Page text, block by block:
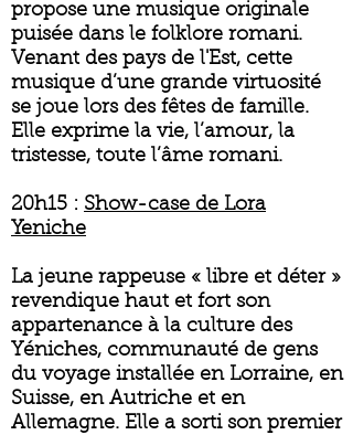
propose une musique originale
puisée dans le folklore romani.
Venant des pays de l'Est, cette
musique d’une grande virtuosité
se joue lors des fêtes de famille.
Elle exprime la vie, l’amour, la
tristesse, toute l’âme romani.
20h15 : Show-case de Lora
Yeniche
La jeune rappeuse « libre et déter »
revendique haut et fort son
appartenance à la culture des
Yéniches, communauté de gens
du voyage installée en Lorraine, en
Suisse, en Autriche et en
Allemagne. Elle a sorti son premier